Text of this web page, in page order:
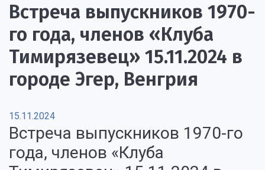
Встреча выпускников 1970-
го года, членов «Клуба
Тимирязевец» 15.11.2024 в
городе Эгер, Венгрия
15.11.2024
Встреча выпускников 1970-го
года, членов «Клуба